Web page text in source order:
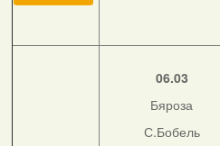
06.03
Бяроза
С.Бобель